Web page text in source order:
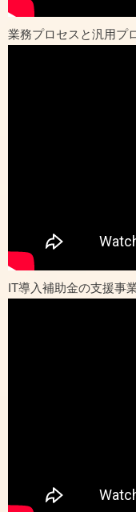
業務プロセスと汎用プ
IT導入補助金の支援事